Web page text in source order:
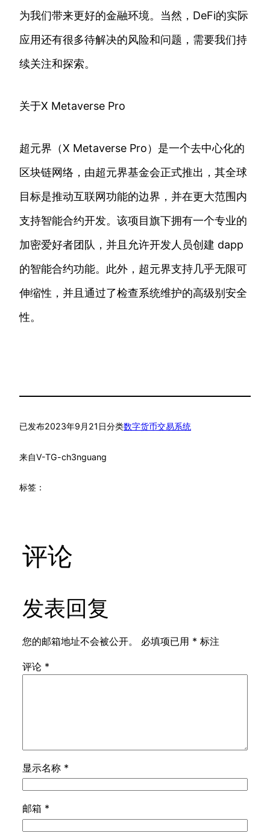
为我们带来更好的金融环境。当然，DeFi的实际
应用还有很多待解决的风险和问题，需要我们持
续关注和探索。
关于X Metaverse Pro
超元界（X Metaverse Pro）是一个去中心化的
区块链网络，由超元界基金会正式推出，其全球
目标是推动互联网功能的边界，并在更大范围内
支持智能合约开发。该项目旗下拥有一个专业的
加密爱好者团队，并且允许开发人员创建 dapp
的智能合约功能。此外，超元界支持几乎无限可
伸缩性，并且通过了检查系统维护的高级别安全
性。
已发布2023年9月21日分类数字货币交易系统
来自V-TG-ch3nguang
标签：
评论
发表回复
您的邮箱地址不会被公开。 必填项已用 * 标注
评论 *
显示名称 *
邮箱 *